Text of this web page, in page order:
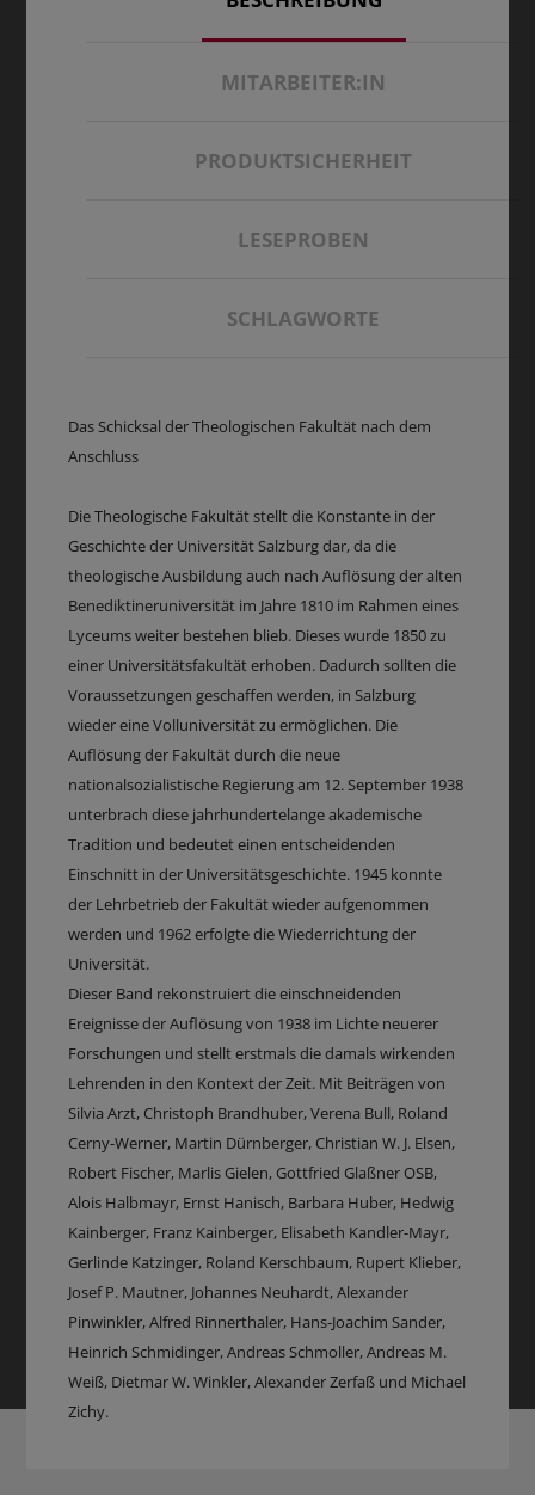
MITARBEITER:IN
PRODUKTSICHERHEIT
LESEPROBEN
SCHLAGWORTE
Das Schicksal der Theologischen Fakultät nach dem
Anschluss
Die Theologische Fakultät stellt die Konstante in der
Geschichte der Universität Salzburg dar, da die
theologische Ausbildung auch nach Auflösung der alten
Benediktineruniversität im Jahre 1810 im Rahmen eines
Lyceums weiter bestehen blieb. Dieses wurde 1850 zu
einer Universitätsfakultät erhoben. Dadurch sollten die
Voraussetzungen geschaffen werden, in Salzburg
wieder eine Volluniversität zu ermöglichen. Die
Auflösung der Fakultät durch die neue
nationalsozialistische Regierung am 12. September 1938
unterbrach diese jahrhundertelange akademische
Tradition und bedeutet einen entscheidenden
Einschnitt in der Universitätsgeschichte. 1945 konnte
der Lehrbetrieb der Fakultät wieder aufgenommen
werden und 1962 erfolgte die Wiederrichtung der
Universität.
Dieser Band rekonstruiert die einschneidenden
Ereignisse der Auflösung von 1938 im Lichte neuerer
Forschungen und stellt erstmals die damals wirkenden
Lehrenden in den Kontext der Zeit. Mit Beiträgen von
Silvia Arzt, Christoph Brandhuber, Verena Bull, Roland
Cerny-Werner, Martin Dürnberger, Christian W. J. Elsen,
Robert Fischer, Marlis Gielen, Gottfried Glaßner OSB,
Alois Halbmayr, Ernst Hanisch, Barbara Huber, Hedwig
Kainberger, Franz Kainberger, Elisabeth Kandler-Mayr,
Gerlinde Katzinger, Roland Kerschbaum, Rupert Klieber,
Josef P. Mautner, Johannes Neuhardt, Alexander
Pinwinkler, Alfred Rinnerthaler, Hans-Joachim Sander,
Heinrich Schmidinger, Andreas Schmoller, Andreas M.
Weiß, Dietmar W. Winkler, Alexander Zerfaß und Michael
Zichy.